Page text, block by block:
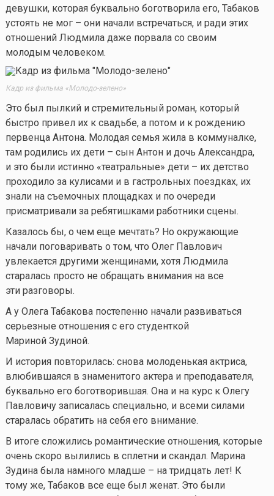
девушки, которая буквально боготворила его, Табаков
устоять не мог – они начали встречаться, и ради этих
отношений Людмила даже порвала со своим
молодым человеком.
Кадр из фильма «Молодо-зелено»
Это был пылкий и стремительный роман, который
быстро привел их к свадьбе, а потом и к рождению
первенца Антона. Молодая семья жила в коммуналке,
там родились их дети – сын Антон и дочь Александра,
и это были истинно «театральные» дети – их детство
проходило за кулисами и в гастрольных поездках, их
знали на съемочных площадках и по очереди
присматривали за ребятишками работники сцены.
Казалось бы, о чем еще мечтать? Но окружающие
начали поговаривать о том, что Олег Павлович
увлекается другими женщинами, хотя Людмила
старалась просто не обращать внимания на все
эти разговоры.
А у Олега Табакова постепенно начали развиваться
серьезные отношения с его студенткой
Мариной Зудиной.
И история повторилась: снова молоденькая актриса,
влюбившаяся в знаменитого актера и преподавателя,
буквально его боготворившая. Она и на курс к Олегу
Павловичу записалась специально, и всеми силами
старалась обратить на себя его внимание.
В итоге сложились романтические отношения, которые
очень скоро вылились в сплетни и скандал. Марина
Зудина была намного младше – на тридцать лет! К
тому же, Табаков все еще был женат. Это были